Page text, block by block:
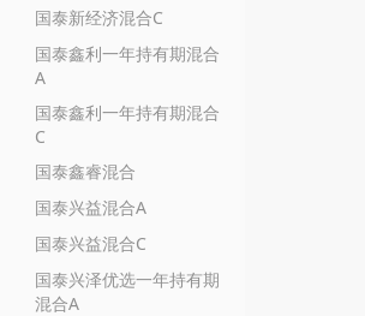
国泰新经济混合C
国泰鑫利一年持有期混合
A
国泰鑫利一年持有期混合
C
国泰鑫睿混合
国泰兴益混合A
国泰兴益混合C
国泰兴泽优选一年持有期
混合A